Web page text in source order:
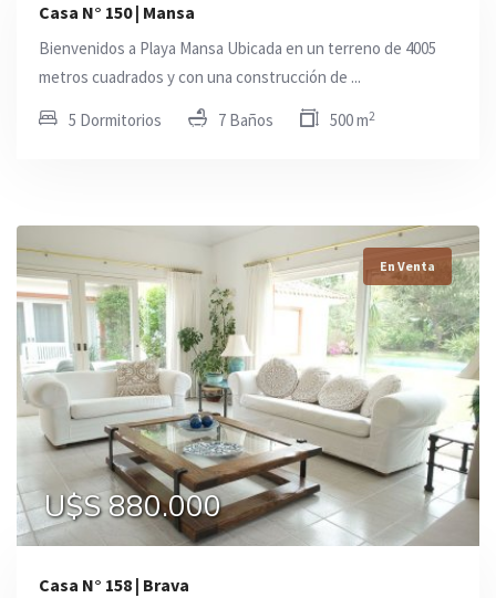
Casa N° 150 | Mansa
Bienvenidos a Playa Mansa Ubicada en un terreno de 4005
metros cuadrados y con una construcción de ...
5 Dormitorios 7 Baños 500 m2
En Venta
U$S 880.000
Casa N° 158 | Brava